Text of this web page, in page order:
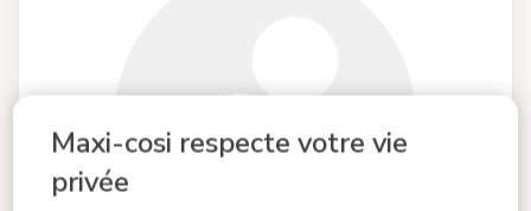
Maxi-cosi respecte votre vie
privée